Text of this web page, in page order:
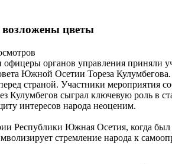
цветы
органов управления приняли
Южной Осетии Тореза
страной. Участники мероприятия
Кулумбегов сыграл ключевую роль в
интересов народа неоценим.
Республики Южная Осетия, когда
стремление народа к